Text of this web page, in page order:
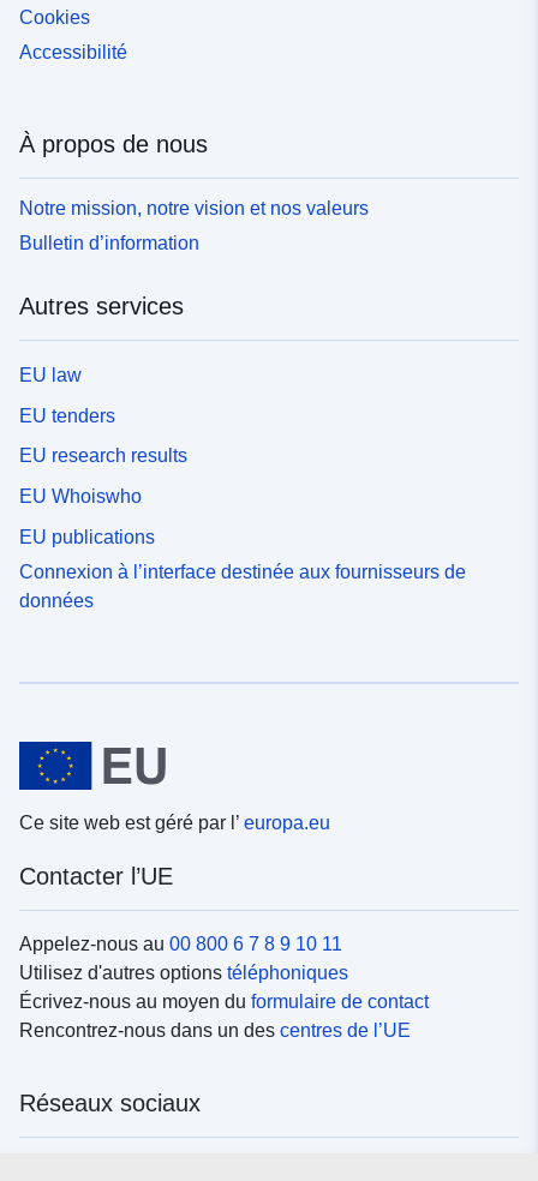
Cookies
Accessibilité
À propos de nous
Notre mission, notre vision et nos valeurs
Bulletin d’information
Autres services
EU law
EU tenders
EU research results
EU Whoiswho
EU publications
Connexion à l’interface destinée aux fournisseurs de
données
Ce site web est géré par l’ europa.eu
Contacter l’UE
Appelez-nous au 00 800 6 7 8 9 10 11
Utilisez d'autres options téléphoniques
Écrivez-nous au moyen du formulaire de contact
Rencontrez-nous dans un des centres de l’UE
Réseaux sociaux